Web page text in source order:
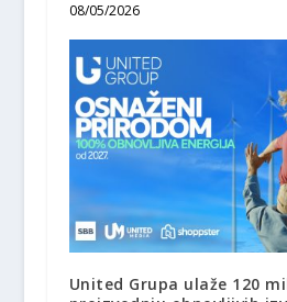
08/05/2026
United Grupa ulaže 120